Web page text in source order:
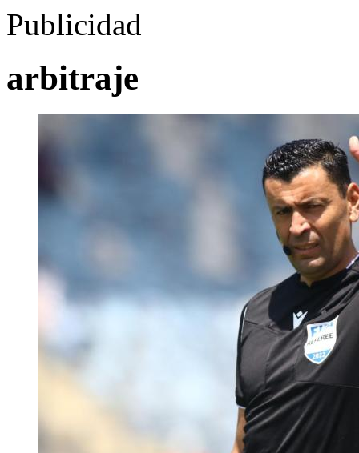
Publicidad
arbitraje